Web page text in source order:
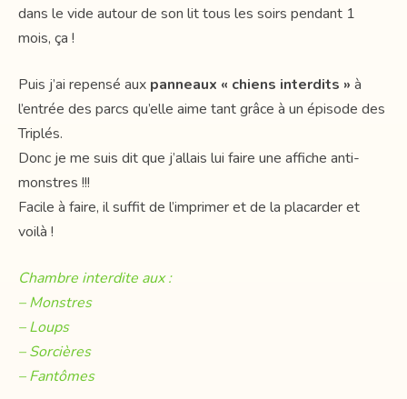
dans le vide autour de son lit tous les soirs pendant 1
mois, ça !
Puis j’ai repensé aux panneaux « chiens interdits » à
l’entrée des parcs qu’elle aime tant grâce à un épisode des
Triplés.
Donc je me suis dit que j’allais lui faire une affiche anti-
monstres !!!
Facile à faire, il suffit de l’imprimer et de la placarder et
voilà !
Chambre interdite aux :
– Monstres
– Loups
– Sorcières
– Fantômes